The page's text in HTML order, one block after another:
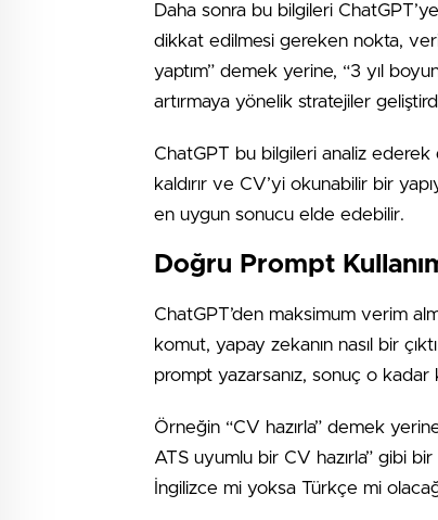
Daha sonra bu bilgileri
dikkat edilmesi gereken nokta,
yaptım” demek yerine, “3 yıl
artırmaya yönelik stratejiler
ChatGPT bu bilgileri analiz ederek
kaldırır ve CV’yi okunabilir bir
en uygun sonucu elde edebilir.
Doğru Prompt
ChatGPT’den maksimum verim
komut, yapay zekanın nasıl bir
prompt yazarsanız, sonuç o kadar
Örneğin “CV hazırla” demek
ATS uyumlu bir CV hazırla” gibi
İngilizce mi yoksa Türkçe mi